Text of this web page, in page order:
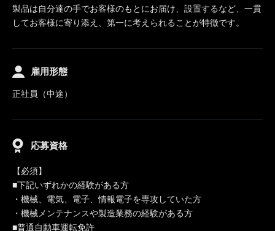
製品は自分達の手でお客様のもとにお届け、設置するなど、一貫
してお客様に寄り添え、第一に考えられることが特徴です。
雇用形態
正社員（中途）
応募資格
【必須】
■下記いずれかの経験がある方
・機械、電気、電子、情報電子を専攻していた方
・機械メンテナンスや製造業務の経験がある方
■普通自動車運転免許